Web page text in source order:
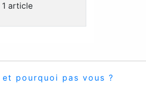
1 article
et pourquoi pas vous ?